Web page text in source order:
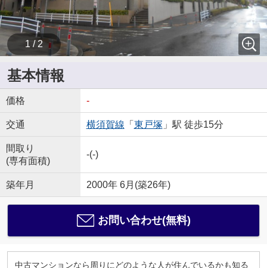
1 / 2
基本情報
価格 -
交通 横須賀線 「 東戸塚 」駅 徒歩15分
間取り
(専有面積)
-(-)
築年月 2000年 6月(築26年)
お問い合わせ(無料)
中古マンションなら周りにどのような人が住んでいるかも知る